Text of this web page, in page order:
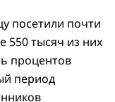
посетили почти
550 тысяч из них
процентов
период